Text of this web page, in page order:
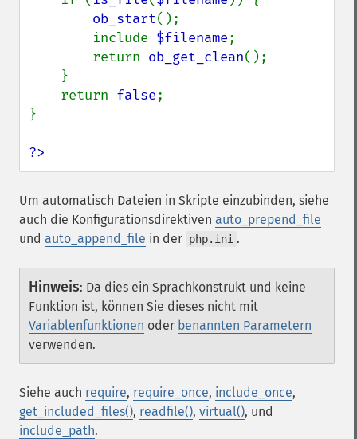
ob_start();
        include
$filename;
        return
ob_get_clean();
    return
false;
}
?>
Um automatisch Dateien in Skripte einzubinden, siehe
auch die Konfigurationsdirektiven auto_prepend_file
und auto_append_file in der php.ini .
Hinweis: Da dies ein Sprachkonstrukt und keine
Funktion ist, können Sie dieses nicht mit
Variablenfunktionen oder benannten Parametern
verwenden.
Siehe auch require, require_once, include_once,
get_included_files(), readfile(), virtual(), und
include_path.